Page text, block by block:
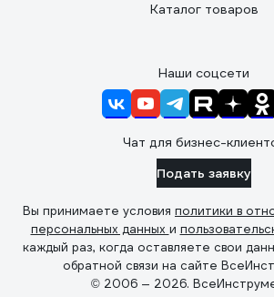
Каталог товаров
Наши соцсети
Чат для бизнес-
Подать заявку
Вы принимаете условия политики в
персональных данных и
каждый раз, когда оставляете свои
обратной связи на сайте
© 2006 — 2026.